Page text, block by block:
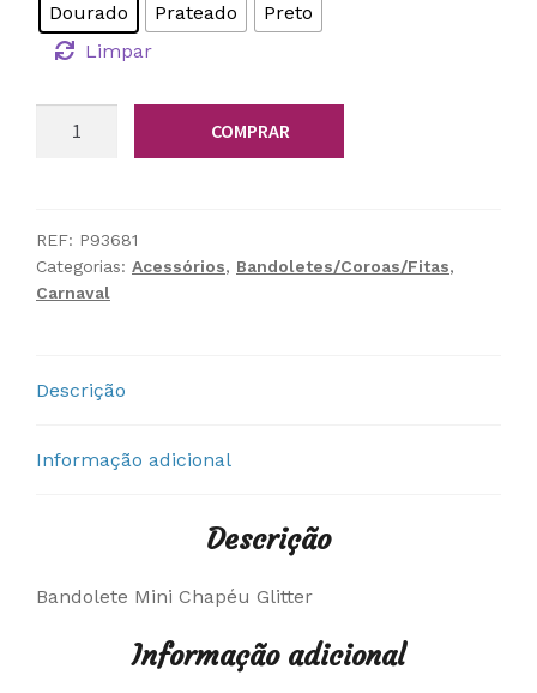
Dourado
Prateado
Preto
Limpar
Chapéu
Glitter
COMPRAR
REF: P93681
Categorias: Acessórios, Bandoletes/Coroas/Fitas,
Carnaval
Descrição
Informação adicional
Descrição
Bandolete Mini Chapéu Glitter
Informação adicional